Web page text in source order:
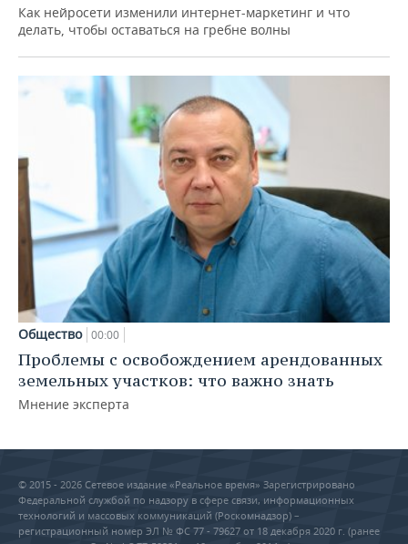
Как нейросети изменили интернет-маркетинг и что
делать, чтобы оставаться на гребне волны
Общество 00:00
Проблемы с освобождением арендованных
земельных участков: что важно знать
Мнение эксперта
© 2015 - 2026 Сетевое издание «Реальное время» Зарегистрировано
Федеральной службой по надзору в сфере связи, информационных
технологий и массовых коммуникаций (Роскомнадзор) –
регистрационный номер ЭЛ № ФС 77 - 79627 от 18 декабря 2020 г. (ранее